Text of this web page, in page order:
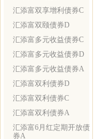
汇添富双享增利债券C
汇添富双颐债券D
汇添富多元收益债券C
汇添富多元收益债券D
汇添富多元收益债券A
汇添富双利债券D
汇添富双利债券C
汇添富双利债券A
汇添富6月红定期开放债
券A